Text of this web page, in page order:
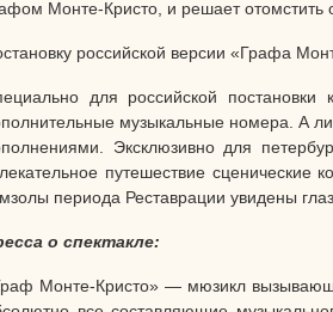
Монте-Кристо, и решает отомстить
российской версии «Графа
для российской
музыкальные номера. А
Эксклюзивно для
путешествие
периода Реставрации увидены
о спектакле:
Монте-Кристо» — мюзикл